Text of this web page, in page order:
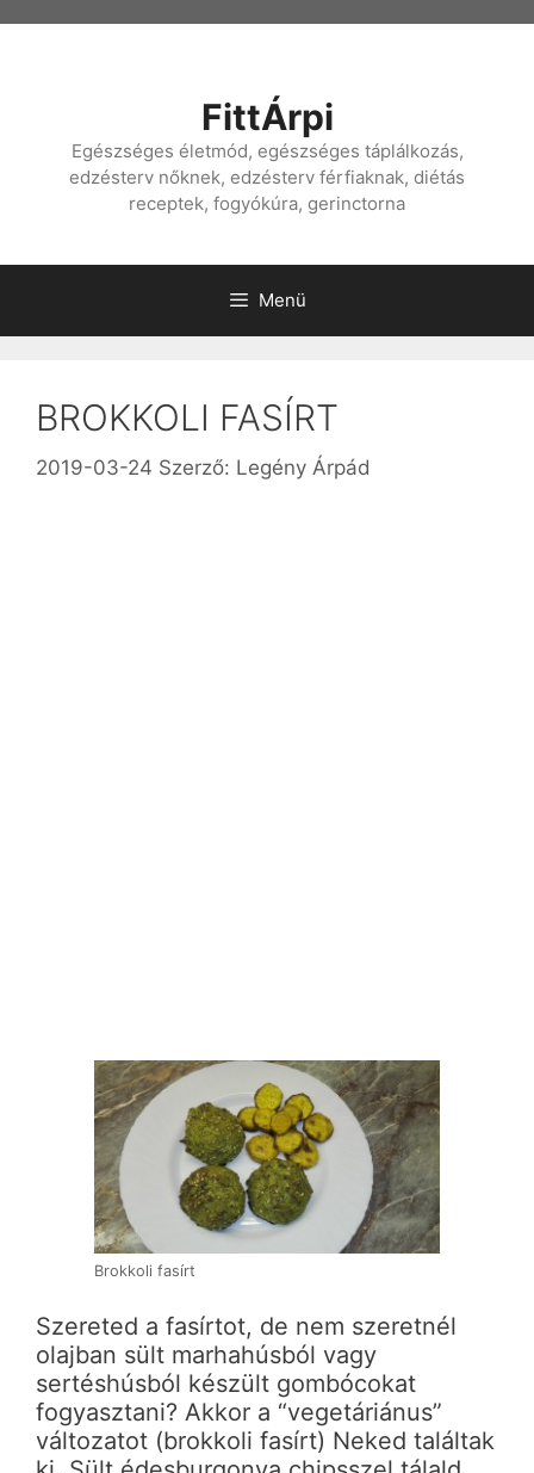
FittÁrpi
Egészséges életmód, egészséges táplálkozás,
edzésterv nőknek, edzésterv férfiaknak, diétás
receptek, fogyókúra, gerinctorna
Menü
BROKKOLI FASÍRT
2019-03-24 Szerző: Legény Árpád
Brokkoli fasírt
Szereted a fasírtot, de nem szeretnél
olajban sült marhahúsból vagy
sertéshúsból készült gombócokat
fogyasztani? Akkor a “vegetáriánus”
változatot (brokkoli fasírt) Neked találtak